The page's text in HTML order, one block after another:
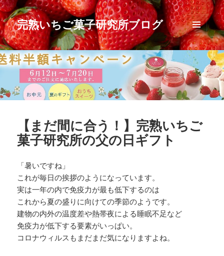
完熟いちご菓子研究所ブログ
メニュ
ーとウ
ィジェ
ット
【まだ間に合う！】完熟いちご
菓子研究所の父の日ギフト
「暑いですね」
これが毎日の挨拶のようになっています。
実は一年の内で免疫力が最も低下するのは
これから夏の盛りに向けての季節のようです。
建物の内外の温度差や熱帯夜による睡眠不足など
免疫力が低下する要素がいっぱい。
コロナウィルスもまだまだ気になりますよね。